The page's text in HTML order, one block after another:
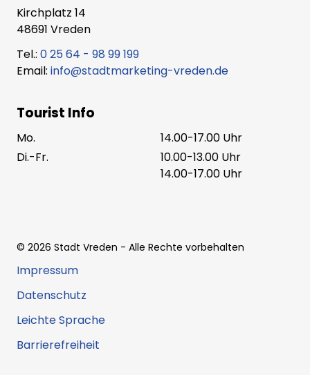
Kirchplatz 14
48691 Vreden
Tel.: 0 25 64 - 98 99 199
Email: info@stadtmarketing-vreden.de
Tourist Info
Mo.
14.00-17.00 Uhr
Di.-Fr.
10.00-13.00 Uhr
14.00-17.00 Uhr
© 2026 Stadt Vreden - Alle Rechte vorbehalten
Impressum
Datenschutz
Leichte Sprache
Barrierefreiheit